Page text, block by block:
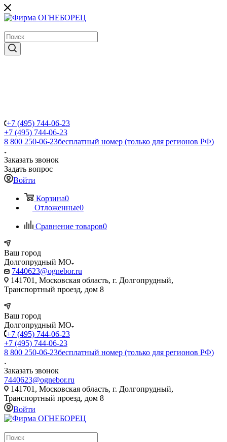
+7 (495) 744-06-23
+7 (495) 744-06-23
8 800 250-06-23бесплатный номер (только для регионов РФ)
Заказать звонок
Задать вопрос
Войти
Корзина0
Отложенные0
Сравнение товаров0
Ваш город
Долгопрудный МО
7440623@ognebor.ru
141701, Московская область, г. Долгопрудный,
Транспортный проезд, дом 8
Ваш город
Долгопрудный МО
+7 (495) 744-06-23
+7 (495) 744-06-23
8 800 250-06-23бесплатный номер (только для регионов РФ)
Заказать звонок
7440623@ognebor.ru
141701, Московская область, г. Долгопрудный,
Транспортный проезд, дом 8
Войти